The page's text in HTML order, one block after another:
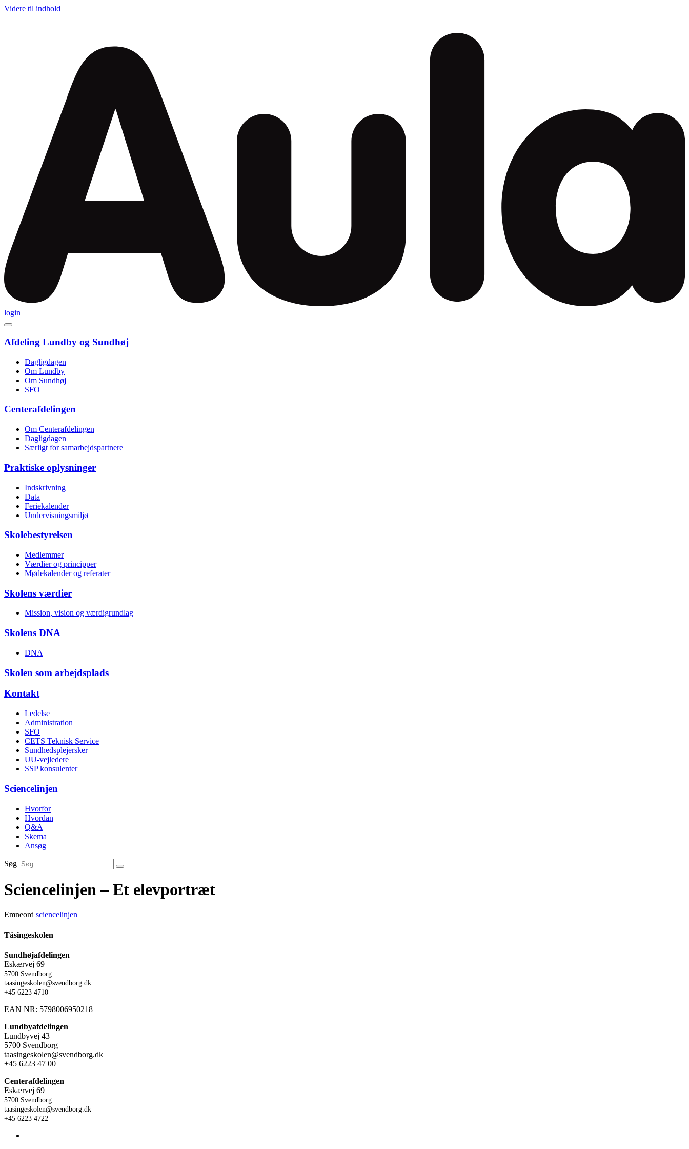
Videre til indhold
login
Afdeling Lundby og Sundhøj
Dagligdagen
Om Lundby
Om Sundhøj
SFO
Centerafdelingen
Om Centerafdelingen
Dagligdagen
Særligt for samarbejds­partnere
Praktiske oplysninger
Indskrivning
Data
Feriekalender
Undervisnings­miljø
Skolebestyrelsen
Medlemmer
Værdier og principper
Mødekalender og referater
Skolens værdier
Mission, vision og værdigrundlag
Skolens DNA
DNA
Skolen som arbejdsplads
Kontakt
Ledelse
Administration
SFO
CETS Teknisk Service
Sundhedsplejersker
UU-vejledere
SSP konsulenter
Sciencelinjen
Hvorfor
Hvordan
Q&A
Skema
Ansøg
Søg
Sciencelinjen – Et elevportræt
Emneord sciencelinjen
Tåsingeskolen
Sundhøjafdelingen
Eskærvej 69
5700 Svendborg
taasingeskolen@svendborg.dk
+45 6223 4710
EAN NR: 5798006950218
Lundbyafdelingen
Lundbyvej 43
5700 Svendborg
taasingeskolen@svendborg.dk
+45 6223 47 00
Centerafdelingen
Eskærvej 69
5700 Svendborg
taasingeskolen@svendborg.dk
+45 6223 4722